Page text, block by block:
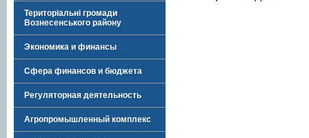
Територіальні громади
Вознесенського району
Экономика и финансы
Сфера финансов и бюджета
Регуляторная деятельность
Агропромышленный комплекс